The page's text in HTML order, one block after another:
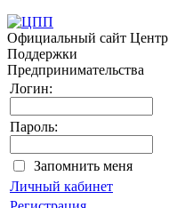
Официальный сайт Центр
Поддержки
Предпринимательства
Логин:
Пароль:
Запомнить меня
Личный кабинет